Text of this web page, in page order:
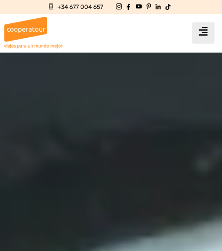
+34 677 004 657